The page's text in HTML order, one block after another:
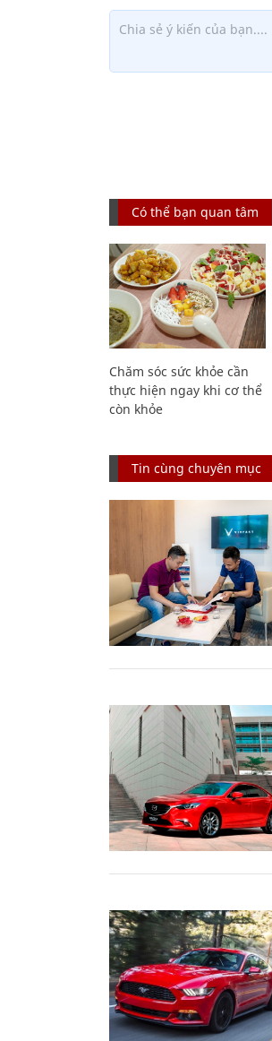
Có thể bạn quan tâm
Chăm sóc sức khỏe cần
thực hiện ngay khi cơ thể
còn khỏe
Tin cùng chuyên mục